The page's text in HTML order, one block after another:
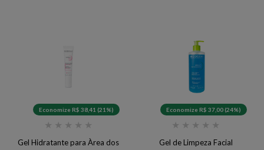
Economize R$ 38,41 (21%)
★ ★ ★ ★ ★
Gel Hidratante para Àrea dos
Economize R$ 37,00 (24%)
★ ★ ★ ★ ★
Gel de Limpeza Facial